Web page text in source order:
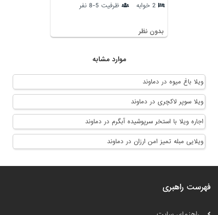
2 خوابه ظرفیت 5-8 نفر
بدون نظر
موارد مشابه
ویلا باغ میوه در دماوند
ویلا سوپر لاکچری در دماوند
اجاره ویلا با استخر سرپوشیده آبگرم در دماوند
ویلایی مبله تمیز امن ارزان در دماوند
فهرست راهبری